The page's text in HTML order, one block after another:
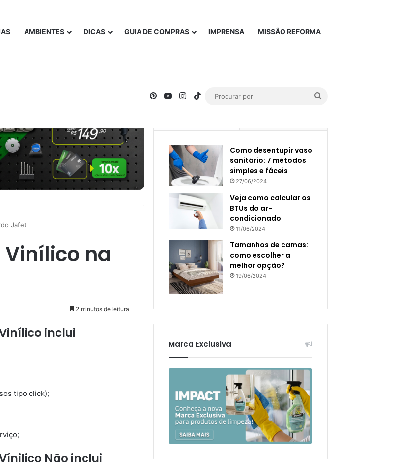
AMBIENTES DICAS GUIA DE COMPRAS IMPRENSA MISSÃO REFORMA
PinterestYouTubeInstagram
TikTok
Jafet
na
2 minutos de leitura
inclui
tipo click);
Não inclui
Como desentupir vaso
sanitário: 7 métodos
simples e fáceis
27/06/2024
Veja como calcular os
BTUs do ar-
condicionado
11/06/2024
Tamanhos de camas:
como escolher a
melhor opção?
19/06/2024
Marca Exclusiva